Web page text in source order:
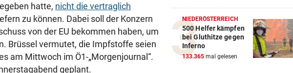
hatte, nicht die vertraglich
zu können. Dabei soll der Konzern
von der EU bekommen haben, um
Brüssel vermutet, die Impfstoffe seien
am Mittwoch im Ö1-„Morgenjournal“.
geplant.
Überraschung! Zverev
die Koffer packen
EIN TEURER SPASS vor
Zyprer schrottet Lamborghini
NIEDERÖSTERREICH
500 Helfer kämpfen
bei Gluthitze gegen
Inferno
133.365 mal gelesen